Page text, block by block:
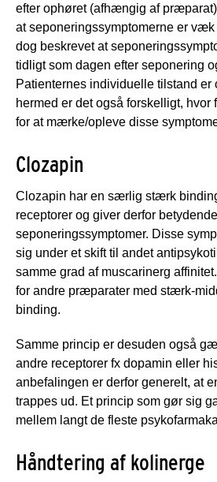
efter ophøret (afhængig af
at seponeringssymptomerne er væk
dog beskrevet at
tidligt som dagen efter seponering
Patienternes individuelle tilstand er
hermed er det også forskelligt, hvor
for at mærke/opleve disse
Clozapin
Clozapin har en særlig stærk
receptorer og giver derfor betydende
seponeringssymptomer. Disse
sig under et skift til andet
samme grad af muscarinerg
for andre præparater med stærk-
binding.
Samme princip er desuden også
andre receptorer fx dopamin eller
anbefalingen er derfor generelt, at
trappes ud. Et princip som gør sig
mellem langt de fleste
Håndtering af kolinerge